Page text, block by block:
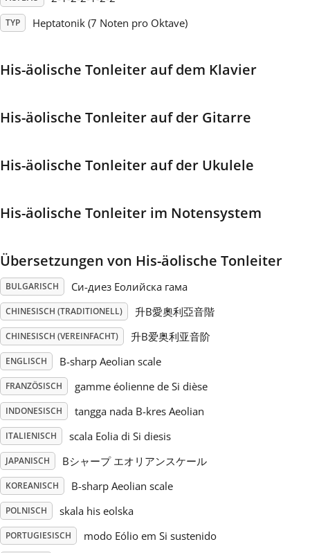
한국어
Русский
Svenska
Tiếng Việt
Türkçe
Українська
简体中文
繁體中文
TYP Heptatonik (7 Noten pro Oktave)
His-äolische Tonleiter auf dem Klavier
His-äolische Tonleiter auf der Gitarre
His-äolische Tonleiter auf der Ukulele
His-äolische Tonleiter im Notensystem
Übersetzungen von His-äolische Tonleiter
BULGARISCH Си-диез Еолийска гама
CHINESISCH (TRADITIONELL) 升B愛奧利亞音階
CHINESISCH (VEREINFACHT) 升B爱奥利亚音阶
ENGLISCH B-sharp Aeolian scale
FRANZÖSISCH gamme éolienne de Si dièse
INDONESISCH tangga nada B-kres Aeolian
ITALIENISCH scala Eolia di Si diesis
JAPANISCH Bシャープ エオリアンスケール
KOREANISCH B-sharp Aeolian scale
POLNISCH skala his eolska
PORTUGIESISCH modo Eólio em Si sustenido